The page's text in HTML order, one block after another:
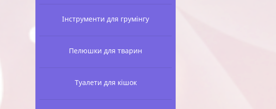
Інструменти для грумінгу
Пелюшки для тварин
Туалети для кішок